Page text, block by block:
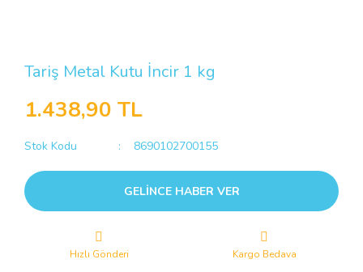
Tariş Metal Kutu İncir 1 kg
1.438,90 TL
Stok Kodu 8690102700155
GELİNCE HABER VER
Hızlı Gönderi Kargo Bedava